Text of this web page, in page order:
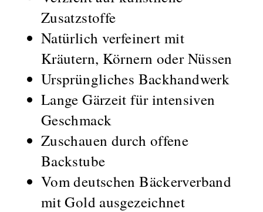
Zusatzstoffe
Natürlich verfeinert mit
Kräutern, Körnern oder Nüssen
Ursprüngliches Backhandwerk
Lange Gärzeit für intensiven
Geschmack
Zuschauen durch offene
Backstube
Vom deutschen Bäckerverband
mit Gold ausgezeichnet